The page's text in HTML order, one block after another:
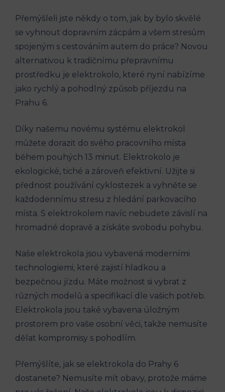
Přemýšleli jste někdy o tom, jak by bylo skvělé
se vyhnout dopravním zácpám a všem stresům
spojeným​ s cestováním⁢ autem do práce? Novou
⁣alternativou k tradičnímu přepravnímu
prostředku ‍je elektrokolo, které nyní ⁤nabízíme
jako rychlý a pohodlný způsob příjezdu na
Prahu 6.
Díky ‍našemu novému systému elektrokol‌
můžete⁤ dorazit ⁢do svého pracovního místa
během‌ pouhých ⁤13 ‌minut. Elektrokolo je
ekologické, tiché a⁢ zároveň efektivní. Užijte si
přednost používání ‍cyklostezek a vyhněte ⁤se
každodennímu stresu ​z hledání‌ parkovacího
místa. S elektrokolem⁤ navíc nebudete závislí na
hromadné ⁢dopravě a získáte svobodu​ pohybu.
Naše elektrokola jsou vybavená moderními
technologiemi, které zajistí ‌hladkou a
bezpečnou jízdu.⁢ Máte‍ možnost ⁤si vybrat z
různých⁤ modelů​ a ⁢specifikací⁣ dle vašich potřeb.
Elektrokola jsou také vybavena úložným
⁤prostorem pro ⁣vaše osobní věci, takže nemusíte
⁢dělat kompromisy s pohodlím.
Přemýšlíte, jak se elektrokola do Prahy 6
dostanete? Nemusíte mít obavy, protože máme